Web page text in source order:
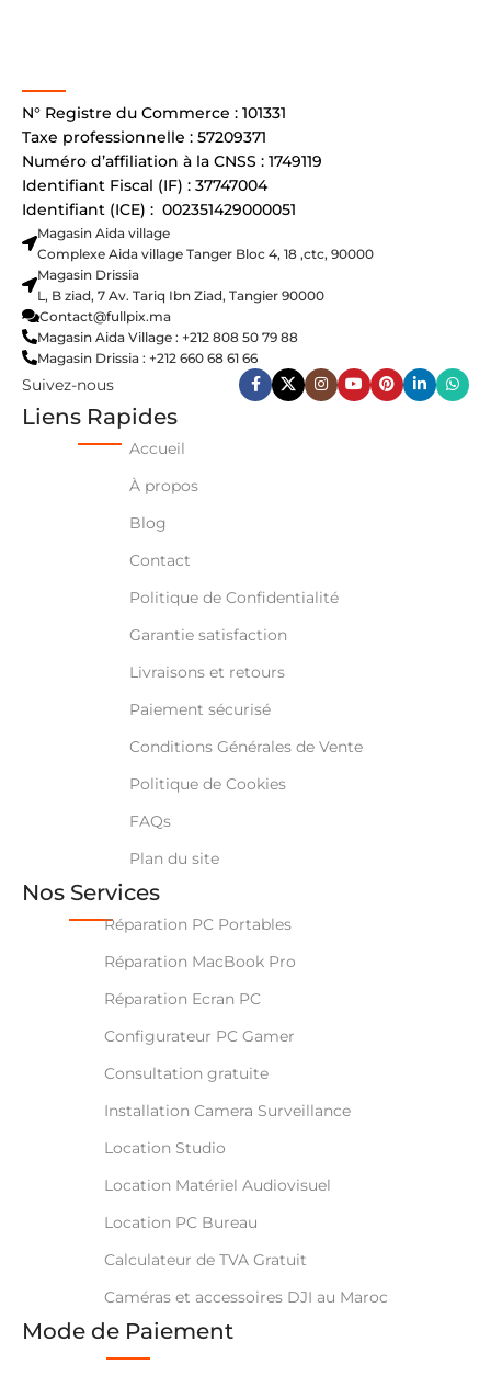
N° Registre du Commerce : 101331
Taxe professionnelle : 57209371
Numéro d’affiliation à la CNSS : 1749119
Identifiant Fiscal (IF) : 37747004
Identifiant (ICE) : 002351429000051
Magasin Aida village
Complexe Aida village Tanger Bloc 4, 18 ,ctc, 90000
Magasin Drissia
L, B ziad, 7 Av. Tariq Ibn Ziad, Tangier 90000
Contact@fullpix.ma
Magasin Aida Village : +212 808 50 79 88
Magasin Drissia : +212 660 68 61 66
Suivez-nous
Liens Rapides
Accueil
À propos
Blog
Contact
Politique de Confidentialité
Garantie satisfaction
Livraisons et retours
Paiement sécurisé
Conditions Générales de Vente
Politique de Cookies
FAQs
Plan du site
Nos Services
Réparation PC Portables
Réparation MacBook Pro
Réparation Ecran PC
Configurateur PC Gamer
Consultation gratuite
Installation Camera Surveillance
Location Studio
Location Matériel Audiovisuel
Location PC Bureau
Calculateur de TVA Gratuit
Caméras et accessoires DJI au Maroc
Mode de Paiement